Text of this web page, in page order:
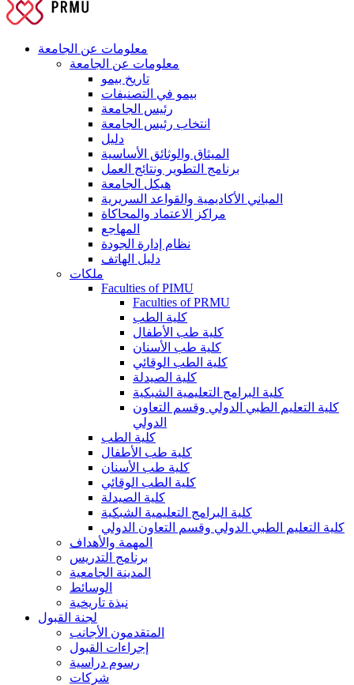
معلومات عن الجامعة
معلومات عن الجامعة
تاريخ بيمو
بيمو في التصنيفات
رئيس الجامعة
انتخاب رئيس الجامعة
دليل
الميثاق والوثائق الأساسية
برنامج التطوير ونتائج العمل
هيكل الجامعة
المباني الأكاديمية والقواعد السريرية
مراكز الاعتماد والمحاكاة
المهاجع
نظام إدارة الجودة
دليل الهاتف
ملكات
Faculties of PIMU
Faculties of PRMU
كلية الطب
كلية طب الأطفال
كلية طب الأسنان
كلية الطب الوقائي
كلية الصيدلة
كلية البرامج التعليمية الشبكية
كلية التعليم الطبي الدولي وقسم التعاون
الدولي
كلية الطب
كلية طب الأطفال
كلية طب الأسنان
كلية الطب الوقائي
كلية الصيدلة
كلية البرامج التعليمية الشبكية
كلية التعليم الطبي الدولي وقسم التعاون الدولي
المهمة والأهداف
برنامج التدريس
المدينة الجامعية
الوسائط
نبذة تاريخية
لجنة القبول
المتقدمون الأجانب
إجراءات القبول
رسوم دراسية
شركات